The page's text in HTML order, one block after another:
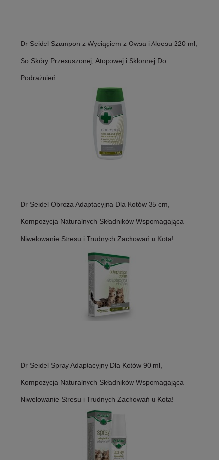
Dr Seidel Szampon z Wyciągiem z Owsa i Aloesu 220 ml,
So Skóry Przesuszonej, Atopowej i Skłonnej Do
Podrażnień
Dr Seidel Obroża Adaptacyjna Dla Kotów 35 cm,
Kompozycja Naturalnych Składników Wspomagająca
Niwelowanie Stresu i Trudnych Zachowań u Kota!
Dr Seidel Spray Adaptacyjny Dla Kotów 90 ml,
Kompozycja Naturalnych Składników Wspomagająca
Niwelowanie Stresu i Trudnych Zachowań u Kota!